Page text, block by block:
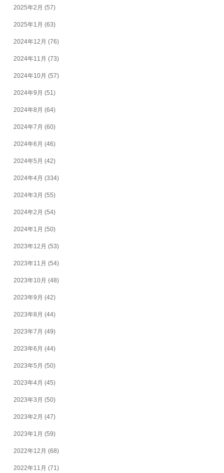
2025年2月 (57)
2025年1月 (63)
2024年12月 (76)
2024年11月 (73)
2024年10月 (57)
2024年9月 (51)
2024年8月 (64)
2024年7月 (60)
2024年6月 (46)
2024年5月 (42)
2024年4月 (334)
2024年3月 (55)
2024年2月 (54)
2024年1月 (50)
2023年12月 (53)
2023年11月 (54)
2023年10月 (48)
2023年9月 (42)
2023年8月 (44)
2023年7月 (49)
2023年6月 (44)
2023年5月 (50)
2023年4月 (45)
2023年3月 (50)
2023年2月 (47)
2023年1月 (59)
2022年12月 (68)
2022年11月 (71)